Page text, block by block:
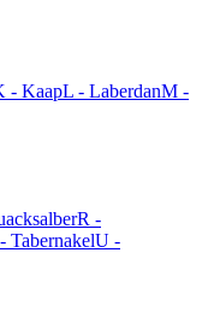
- KaapL - LaberdanM -
R -
TabernakelU -